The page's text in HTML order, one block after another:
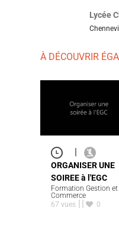
Lycée
À DÉCOUVRIR
ORGANISER UNE
SOIREE à l'EGC
Formation Gestion et
Commerce
67 vues
0